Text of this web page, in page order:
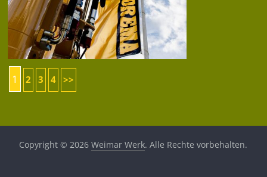
1 2 3 4 >>
Copyright © 2026Weimar Werk. Alle Rechte vorbehalten.